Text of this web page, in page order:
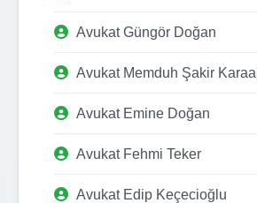
Avukat Güngör Doğan
Avukat Memduh Şakir
Avukat Emine Doğan
Avukat Fehmi Teker
Avukat Edip Keçecioğlu